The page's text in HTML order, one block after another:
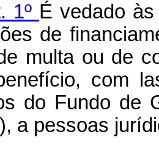
1º É vedado
de
multa ou de
com
do Fundo de
a pessoas